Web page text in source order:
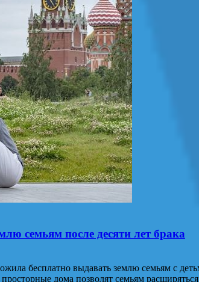
семьям после десяти лет брака
бесплатно выдавать землю семьям с
дома позволят семьям